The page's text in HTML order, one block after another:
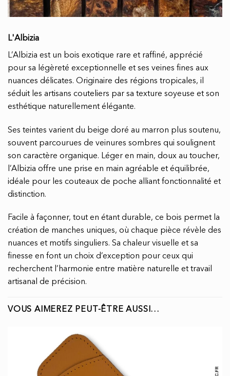
L'Albizia
L’Albizia est un bois exotique rare et raffiné, apprécié
pour sa légèreté exceptionnelle et ses veines fines aux
nuances délicates. Originaire des régions tropicales, il
séduit les artisans couteliers par sa texture soyeuse et son
esthétique naturellement élégante.
Ses teintes varient du beige doré au marron plus soutenu,
souvent parcourues de veinures sombres qui soulignent
son caractère organique. Léger en main, doux au toucher,
l’Albizia offre une prise en main agréable et équilibrée,
idéale pour les couteaux de poche alliant fonctionnalité et
distinction.
Facile à façonner, tout en étant durable, ce bois permet la
création de manches uniques, où chaque pièce révèle des
nuances et motifs singuliers. Sa chaleur visuelle et sa
finesse en font un choix d’exception pour ceux qui
recherchent l’harmonie entre matière naturelle et travail
artisanal de précision.
VOUS AIMEREZ PEUT-ÊTRE AUSSI…